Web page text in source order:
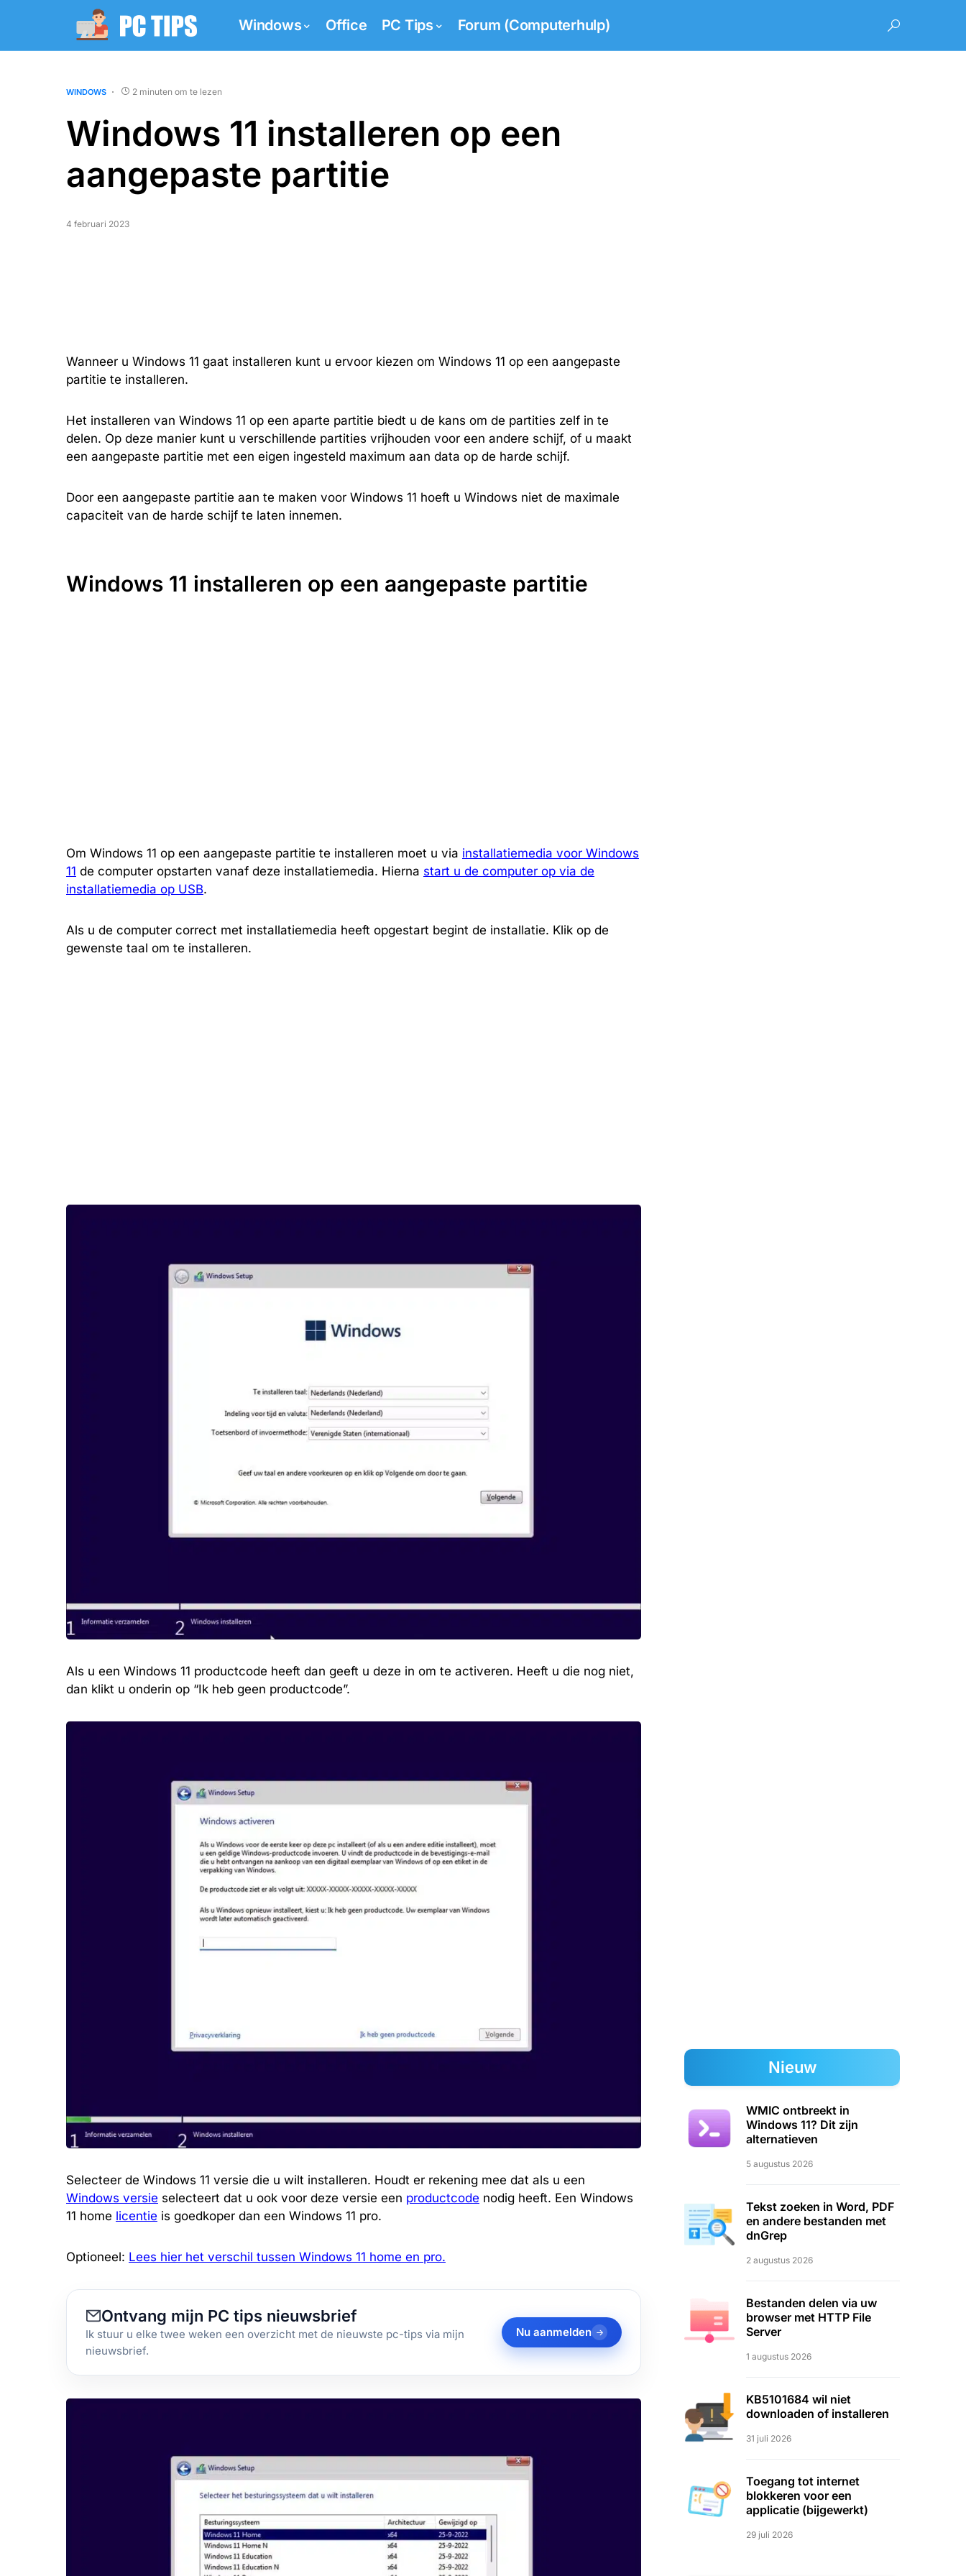
Windows Office PC Tips Forum (Computerhulp)
WINDOWS 2 minuten om te lezen
Windows 11 installeren op een
aangepaste partitie
4 februari 2023
Wanneer u Windows 11 gaat installeren kunt u ervoor kiezen om Windows 11 op een aangepaste
partitie te installeren.
Het installeren van Windows 11 op een aparte partitie biedt u de kans om de partities zelf in te
delen. Op deze manier kunt u verschillende partities vrijhouden voor een andere schijf, of u maakt
een aangepaste partitie met een eigen ingesteld maximum aan data op de harde schijf.
Door een aangepaste partitie aan te maken voor Windows 11 hoeft u Windows niet de maximale
capaciteit van de harde schijf te laten innemen.
Windows 11 installeren op een aangepaste partitie
Om Windows 11 op een aangepaste partitie te installeren moet u via installatiemedia voor Windows
11 de computer opstarten vanaf deze installatiemedia. Hierna start u de computer op via de
installatiemedia op USB.
Als u de computer correct met installatiemedia heeft opgestart begint de installatie. Klik op de
gewenste taal om te installeren.
Als u een Windows 11 productcode heeft dan geeft u deze in om te activeren. Heeft u die nog niet,
dan klikt u onderin op “Ik heb geen productcode”.
Selecteer de Windows 11 versie die u wilt installeren. Houdt er rekening mee dat als u een
Windows versie selecteert dat u ook voor deze versie een productcode nodig heeft. Een Windows
11 home licentie is goedkoper dan een Windows 11 pro.
Optioneel: Lees hier het verschil tussen Windows 11 home en pro.
Ontvang mijn PC tips nieuwsbrief
Ik stuur u elke twee weken een overzicht met de nieuwste pc-tips via mijn
nieuwsbrief.
Nu aanmelden
Nieuw
WMIC ontbreekt in
Windows 11? Dit zijn
alternatieven
5 augustus 2026
Tekst zoeken in Word, PDF
en andere bestanden met
dnGrep
2 augustus 2026
Bestanden delen via uw
browser met HTTP File
Server
1 augustus 2026
KB5101684 wil niet
downloaden of installeren
31 juli 2026
Toegang tot internet
blokkeren voor een
applicatie (bijgewerkt)
29 juli 2026